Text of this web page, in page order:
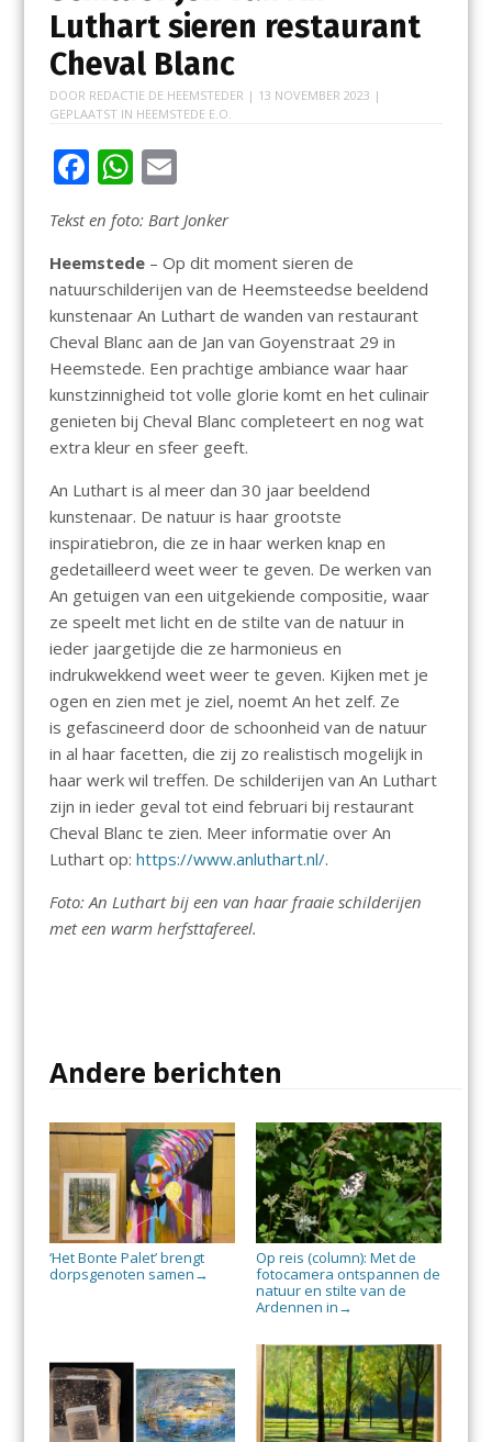
Luthart sieren restaurant
Cheval Blanc
DOOR REDACTIE DE HEEMSTEDER | 13 NOVEMBER 2023 |
GEPLAATST IN HEEMSTEDE E.O.
F
ac
e
b
o
o
k
W
at
s
A
p
p
E
m
ai
l
Tekst en foto: Bart Jonker
Heemstede – Op dit moment sieren de
natuurschilderijen van de Heemsteedse beeldend
kunstenaar An Luthart de wanden van restaurant
Cheval Blanc aan de Jan van Goyenstraat 29 in
Heemstede. Een prachtige ambiance waar haar
kunstzinnigheid tot volle glorie komt en het culinair
genieten bij Cheval Blanc completeert en nog wat
extra kleur en sfeer geeft.
An Luthart is al meer dan 30 jaar beeldend
kunstenaar. De natuur is haar grootste
inspiratiebron, die ze in haar werken knap en
gedetailleerd weet weer te geven. De werken van
An getuigen van een uitgekiende compositie, waar
ze speelt met licht en de stilte van de natuur in
ieder jaargetijde die ze harmonieus en
indrukwekkend weet weer te geven. Kijken met je
ogen en zien met je ziel, noemt An het zelf. Ze
is gefascineerd door de schoonheid van de natuur
in al haar facetten, die zij zo realistisch mogelijk in
haar werk wil treffen. De schilderijen van An Luthart
zijn in ieder geval tot eind februari bij restaurant
Cheval Blanc te zien. Meer informatie over An
Luthart op: https://www.anluthart.nl/.
Foto: An Luthart bij een van haar fraaie schilderijen
met een warm herfsttafereel.
Andere berichten
‘Het Bonte Palet’ brengt
dorpsgenoten samen →
Op reis (column): Met de
fotocamera ontspannen de
natuur en stilte van de
Ardennen in →